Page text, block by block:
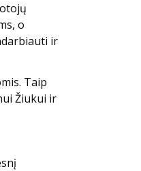
o
ir
Taip
Žiukui ir